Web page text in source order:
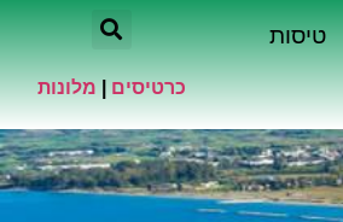
טיסות
כרטיסים מלונות